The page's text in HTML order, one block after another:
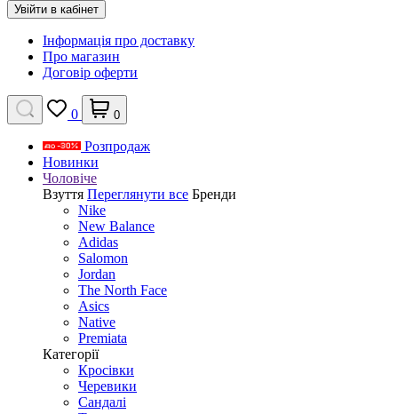
Увійти в кабінет
Інформація про доставку
Про магазин
Договір оферти
0 0
Розпродаж
Новинки
Чоловіче
Взуття Переглянути все Бренди
Nike
New Balance
Adidas
Salomon
Jordan
The North Face
Asics
Native
Premiata
Категорії
Кросівки
Черевики
Сандалі